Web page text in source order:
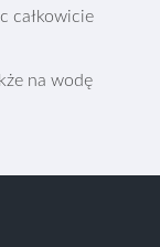
całkowicie
na wodę